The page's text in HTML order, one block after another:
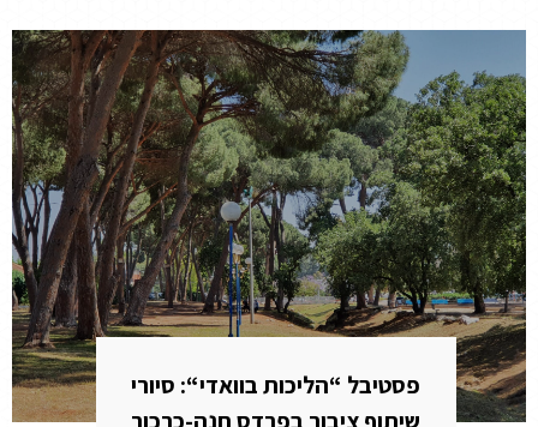
פסטיבל “הליכות בוואדי“: סיורי